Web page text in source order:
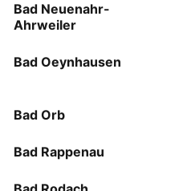
Bad Neuenahr-
Ahrweiler
Bad Oeynhausen
Bad Orb
Bad Rappenau